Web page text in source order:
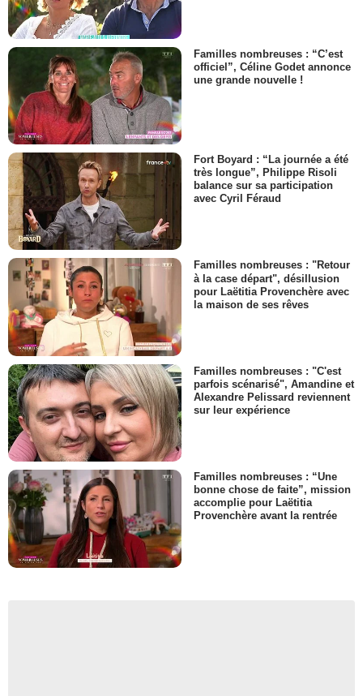
Familles nombreuses : “C’est
officiel”, Céline Godet annonce
une grande nouvelle !
Fort Boyard : “La journée a été
très longue”, Philippe Risoli
balance sur sa participation
avec Cyril Féraud
Familles nombreuses : "Retour
à la case départ", désillusion
pour Laëtitia Provenchère avec
la maison de ses rêves
Familles nombreuses : "C'est
parfois scénarisé", Amandine et
Alexandre Pelissard reviennent
sur leur expérience
Familles nombreuses : “Une
bonne chose de faite”, mission
accomplie pour Laëtitia
Provenchère avant la rentrée